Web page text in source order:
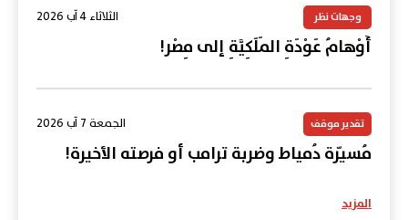
وجهات نظر الثلاثاء 4 آب 2026
أَوْهامُ عَوْدَةِ المَلَكِيَّةِ إلى مِصْر!
تقدير موقف الجمعة 7 آب 2026
مُسيّرة دُمياط وضربة ترامب أو فرصته الأخيرة!
المزيد